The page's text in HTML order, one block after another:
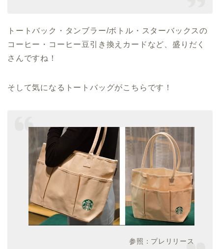
トートバック・タンブラー/ボトル・スターバックスの
コーヒー・コーヒー豆引き換えカードなど、盛りだく
さんですね！
そして気になるトートバッグがこちらです！
参照：プレリリース